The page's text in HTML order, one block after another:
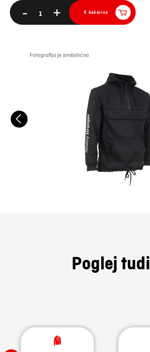
Fotografija je simbolična
- + V košarico
Poglej tudi